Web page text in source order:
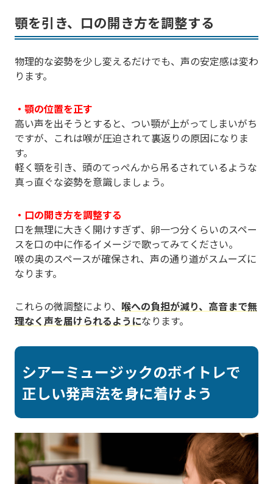
顎を引き、口の開き方を調整する
物理的な姿勢を少し変えるだけでも、声の安定感は変わ
ります。
・顎の位置を正す
高い声を出そうとすると、つい顎が上がってしまいがち
ですが、これは喉が圧迫されて裏返りの原因になりま
す。
軽く顎を引き、頭のてっぺんから吊るされているような
真っ直ぐな姿勢を意識しましょう。
・口の開き方を調整する
口を無理に大きく開けすぎず、卵一つ分くらいのスペー
スを口の中に作るイメージで歌ってみてください。
喉の奥のスペースが確保され、声の通り道がスムーズに
なります。
これらの微調整により、 喉への負担が減り、高音まで無
理なく声を届けられるようになります。
シアーミュージックのボイトレで
正しい発声法を身に着けよう